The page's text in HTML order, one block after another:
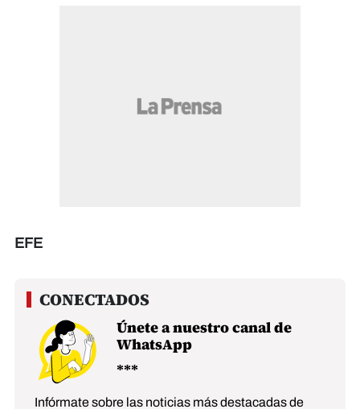
EFE
Únete a nuestro canal de
WhatsApp
Infórmate sobre las noticias más destacadas de